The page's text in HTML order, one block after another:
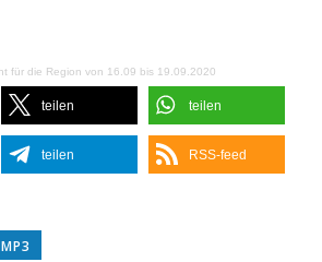
für die Region von 16.09 bis 19.09.2020
teilen teilen
teilen RSS-feed
MP3